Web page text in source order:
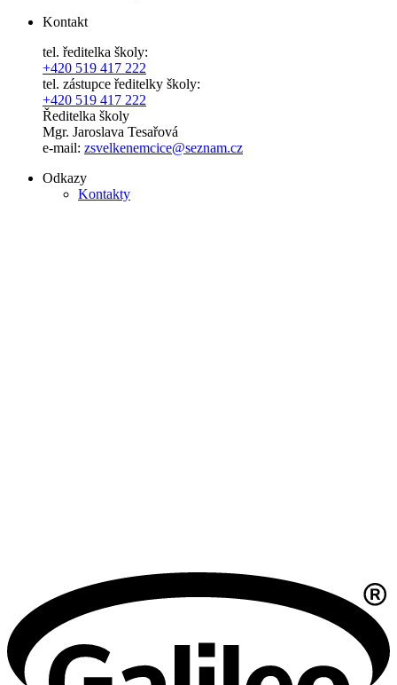
Kontakt
tel. ředitelka školy:
+420 519 417 222
tel. zástupce ředitelky školy:
+420 519 417 222
Ředitelka školy
Mgr. Jaroslava Tesařová
e-mail: zsvelkenemcice@seznam.cz
Odkazy
Kontakty